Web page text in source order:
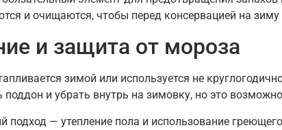
и очищаются, чтобы перед консервацией на
и защита от мороза
зимой или используется не
и убрать внутрь на зимовку, но это
подход — утепление пола и использование